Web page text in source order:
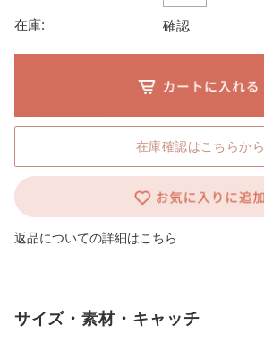
在庫: 確認
在庫確認はこちらから
返品についての詳細はこちら
サイズ・素材・キャッチ